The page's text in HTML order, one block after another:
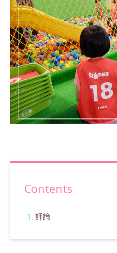
Contents
評論